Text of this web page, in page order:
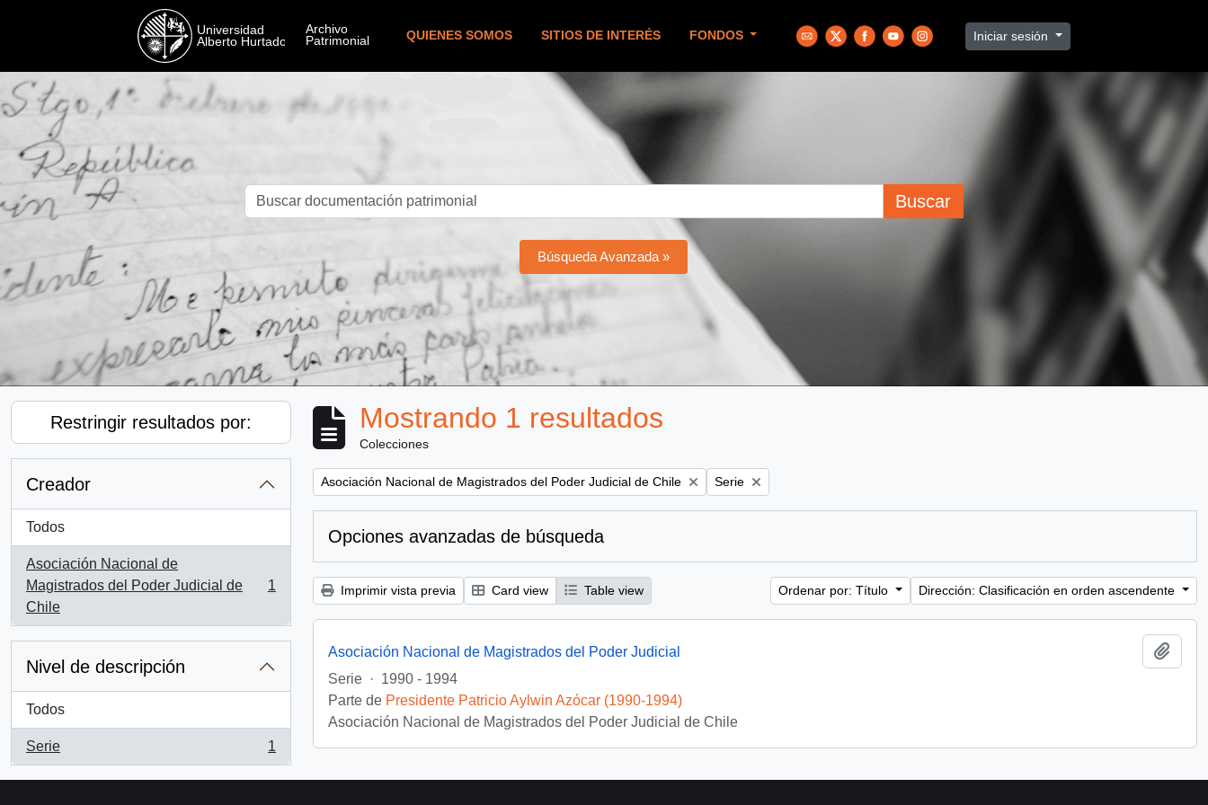
QUIENES SOMOS SITIOS DE INTERÉS FONDOS Iniciar sesión
Buscar
Búsqueda Avanzada »
Restringir resultados por:
Creador
Todos
Asociación Nacional de
Magistrados del Poder Judicial de
Chile
, 1 resultados
1
Nivel de descripción
Todos
Serie
, 1 resultados
1
Mostrando 1 resultados
Colecciones
Remove filter:
Asociación Nacional de Magistrados del Poder Judicial de Chile Remove filter:
Serie
Opciones avanzadas de búsqueda
Imprimir vista previa Card view Table view Ordenar por: Título Dirección: Clasificación en orden ascendente
Asociación Nacional de Magistrados del Poder Judicial
Serie · 1990 - 1994
Parte de Presidente Patricio Aylwin Azócar (1990-1994)
Asociación Nacional de Magistrados del Poder Judicial de Chile